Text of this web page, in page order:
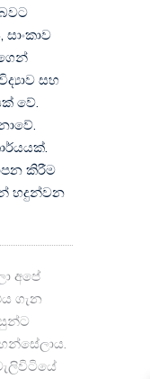
සහ
වේ.
කිරීම
හදුන්වන
අපේ
ගැන